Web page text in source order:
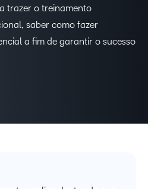
trazer o treinamento
saber como fazer
a fim de garantir o sucesso